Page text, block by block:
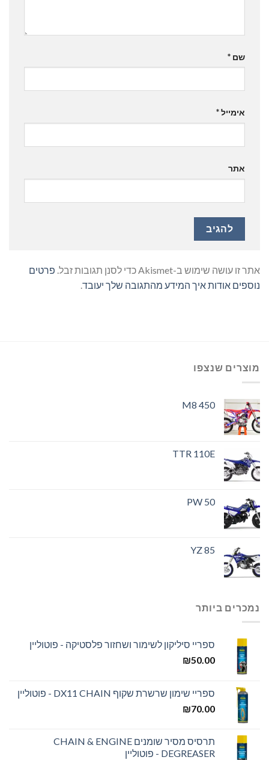
שם *
אימייל*
אתר
אתר זו עושה שימוש ב-Akismet כדי לסנן תגובות זבל.
פרטים
נוספים אודות איך המידע מהתגובה שלך יעובד.
מוצרים שנצפו
M8 450
TTR 110E
PW 50
YZ 85
נמכרים ביותר
ספריי סיליקון לשימור ושחזור פלסטיקה - פוטוליין
₪50.00
ספריי שימון שרשרת שקוף DX11 CHAIN - פוטוליין
₪70.00
תרסיס מסיר שומנים CHAIN & ENGINE
DEGREASER - פוטוליין